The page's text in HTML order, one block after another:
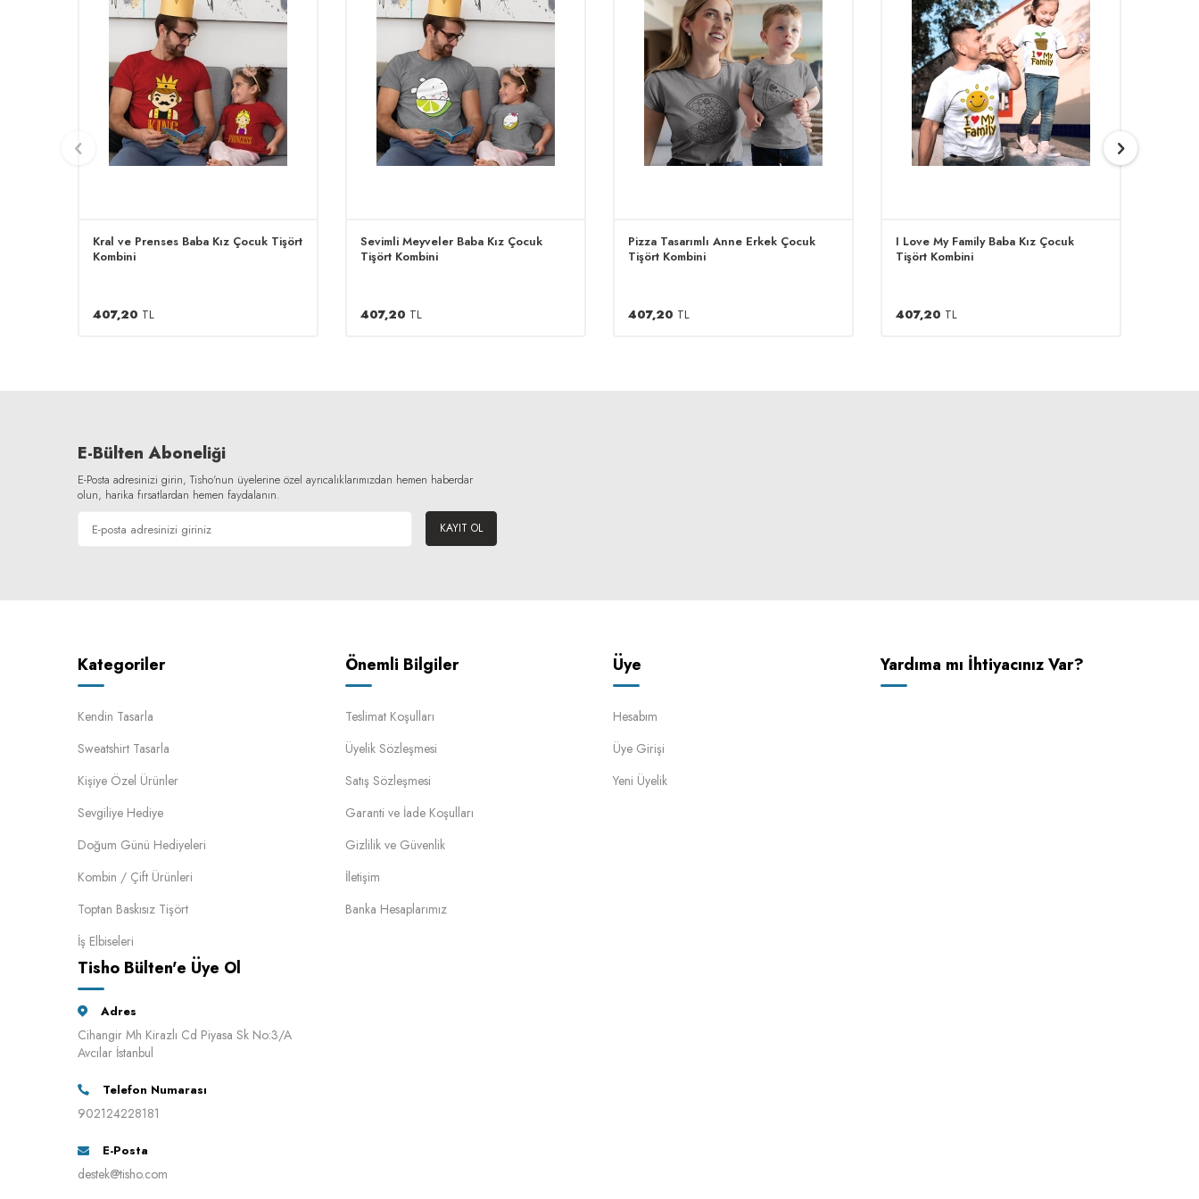
Kral ve Prenses Baba Kız Çocuk Tişört
Kombini
407,20 TL
Sevimli Meyveler Baba Kız Çocuk
Tişört Kombini
407,20 TL
Pizza Tasarımlı Anne Erkek Çocuk
Tişört Kombini
407,20 TL
I Love My Family Baba Kız Çocuk
Tişört Kombini
407,20 TL
E-Bülten Aboneliği
E-Posta adresinizi girin, Tisho'nun üyelerine özel ayrıcalıklarımızdan hemen haberdar
olun, harika fırsatlardan hemen faydalanın.
KAYIT OL
Kategoriler
Kendin Tasarla
Sweatshirt Tasarla
Kişiye Özel Ürünler
Sevgiliye Hediye
Doğum Günü Hediyeleri
Kombin / Çift Ürünleri
Toptan Baskısız Tişört
İş Elbiseleri
Önemli Bilgiler
Teslimat Koşulları
Üyelik Sözleşmesi
Satış Sözleşmesi
Garanti ve İade Koşulları
Gizlilik ve Güvenlik
İletişim
Banka Hesaplarımız
Üye
Hesabım
Üye Girişi
Yeni Üyelik
Yardıma mı İhtiyacınız Var?
Tisho Bülten'e Üye Ol
Adres
Cihangir Mh Kirazlı Cd Piyasa Sk No:3/A
Avcılar İstanbul
Telefon Numarası
902124228181
E-Posta
destek@tisho.com